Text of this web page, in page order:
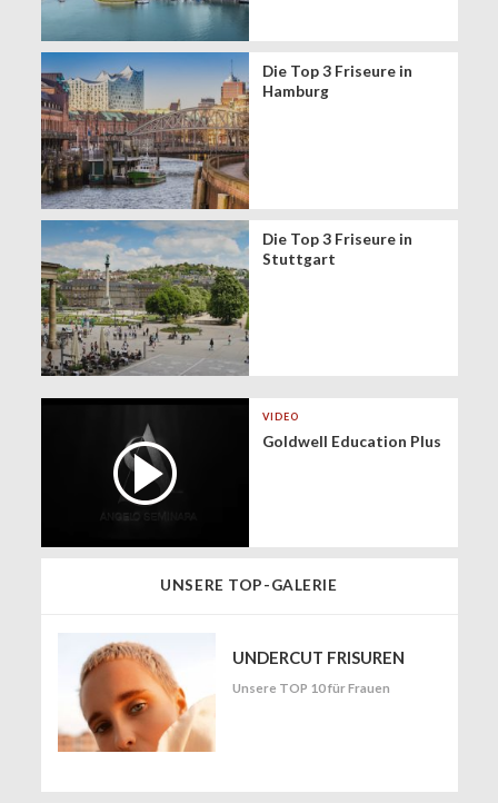
Die Top 3 Friseure in
Hamburg
Die Top 3 Friseure in
Stuttgart
VIDEO
Goldwell Education Plus
UNSERE TOP-GALERIE
UNDERCUT FRISUREN
Unsere TOP 10 für Frauen